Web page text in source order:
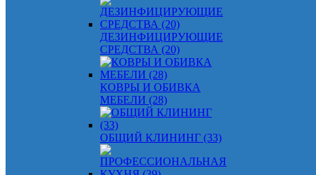
ДЕЗИНФИЦИРУЮЩИЕ
СРЕДСТВА (20)
КОВРЫ И ОБИВКА
МЕБЕЛИ (28)
ОБЩИЙ КЛИНИНГ (33)